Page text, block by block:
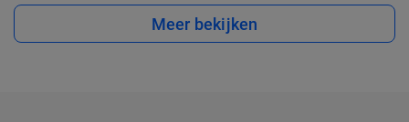
Meer bekijken